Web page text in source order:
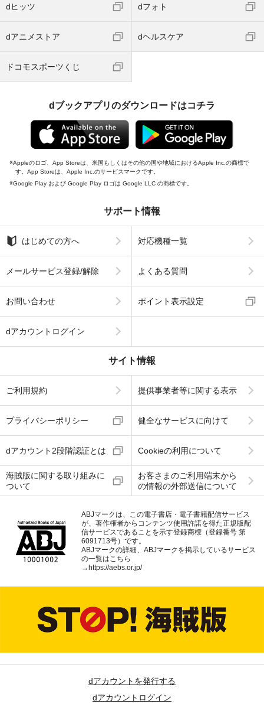
dヒッツ dフォト
dアニメストア dヘルスケア
ドコモスポーツくじ
dブックアプリのダウンロードはコチラ
Appleのロゴ、App Storeは、米国もしくはその他の国や地域におけるApple Inc.の商標で
す。App Storeは、Apple Inc.のサービスマークです。
Google Play および Google Play ロゴは Google LLC の商標です。
サポート情報
はじめての方へ 対応機種一覧
メールサービス登録/解除 よくある質問
お問い合わせ ポイント表示設定
dアカウントログイン
サイト情報
ご利用規約 提供事業者等に関する表示
プライバシーポリシー 健全なサービスに向けて
dアカウント2段階認証とは Cookieの利用について
海賊版に関する取り組みに
ついて
お客さまのご利用端末から
の情報の外部送信について
ABJマークは、この電子書店・電子書籍配信サービス
が、著作権者からコンテンツ使用許諾を得た正規版配
信サービスであることを示す登録商標（登録番号 第
6091713号）です。
ABJマークの詳細、ABJマークを掲示しているサービス
の一覧はこちら
→ https://aebs.or.jp/
dアカウントを発行する
dアカウントログイン